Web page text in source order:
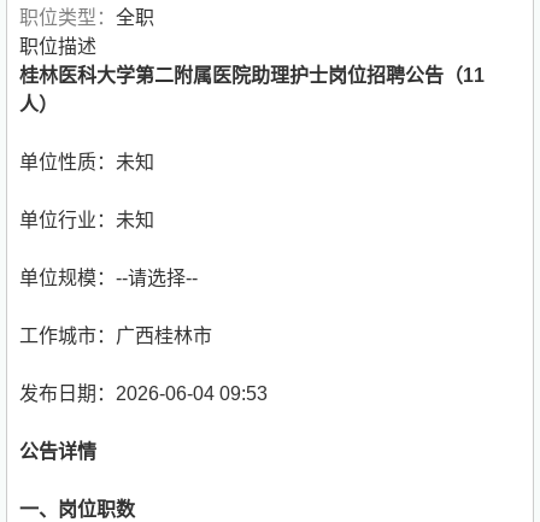
职位类型： 全职
职位描述
桂林医科大学第二附属医院助理护士岗位招聘公告（11
人）
单位性质：未知
单位行业：未知
单位规模：--请选择--
工作城市：广西桂林市
发布日期：2026-06-04 09:53
公告详情
一、岗位职数